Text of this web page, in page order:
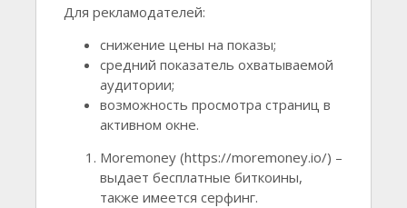
Для рекламодателей:
снижение цены на показы;
средний показатель охватываемой
аудитории;
возможность просмотра страниц в
активном окне.
Moremoney (https://moremoney.io/) –
выдает бесплатные биткоины,
также имеется серфинг.